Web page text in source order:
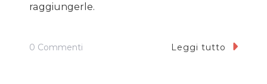
raggiungerle.
0 Commenti Leggi tutto